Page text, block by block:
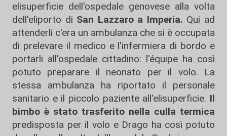
elisuperficie dell'ospedale genovese alla volta
dell'eliporto di San Lazzaro a Imperia. Qui ad
attenderli c'era un ambulanza che si è occupata
di prelevare il medico e l'infermiera di bordo e
portarli all'ospedale cittadino: l'équipe ha così
potuto preparare il neonato per il volo. La
stessa ambulanza ha riportato il personale
sanitario e il piccolo paziente all'elisuperficie. Il
bimbo è stato trasferito nella culla termica
predisposta per il volo e Drago ha così potuto